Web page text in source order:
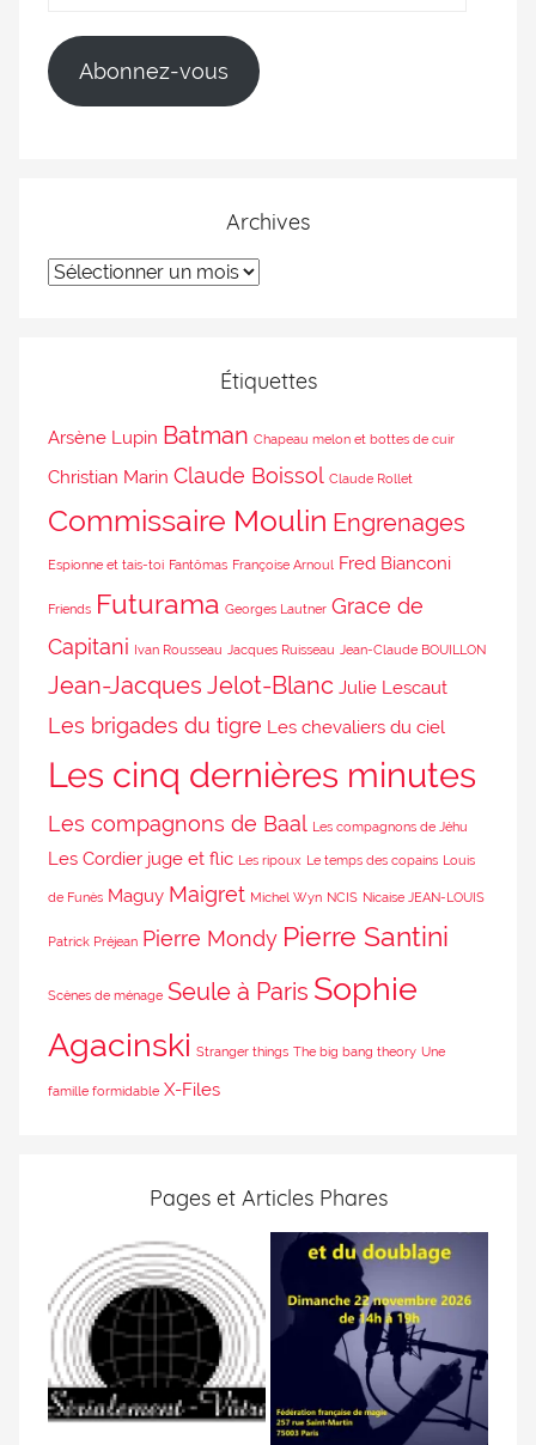
Abonnez-vous
Archives
Étiquettes
Arsène Lupin Batman Chapeau melon et bottes de cuir
Christian Marin Claude Boissol Claude Rollet
Commissaire Moulin Engrenages
Espionne et tais-toi Fantômas Françoise Arnoul Fred Bianconi
Friends Futurama Georges Lautner Grace de
Capitani Ivan Rousseau Jacques Ruisseau Jean-Claude BOUILLON
Jean-Jacques Jelot-Blanc Julie Lescaut
Les brigades du tigre Les chevaliers du ciel
Les cinq dernières minutes
Les compagnons de Baal Les compagnons de Jéhu
Les Cordier juge et flic Les ripoux Le temps des copains Louis
de Funès Maguy Maigret Michel Wyn NCIS Nicaise JEAN-LOUIS
Patrick Préjean Pierre Mondy Pierre Santini
Scènes de ménage Seule à Paris Sophie
Agacinski Stranger things The big bang theory Une
famille formidable X-Files
Pages et Articles Phares